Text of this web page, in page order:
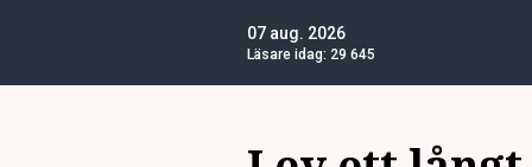
07 aug. 2026
Läsare idag: 29 645